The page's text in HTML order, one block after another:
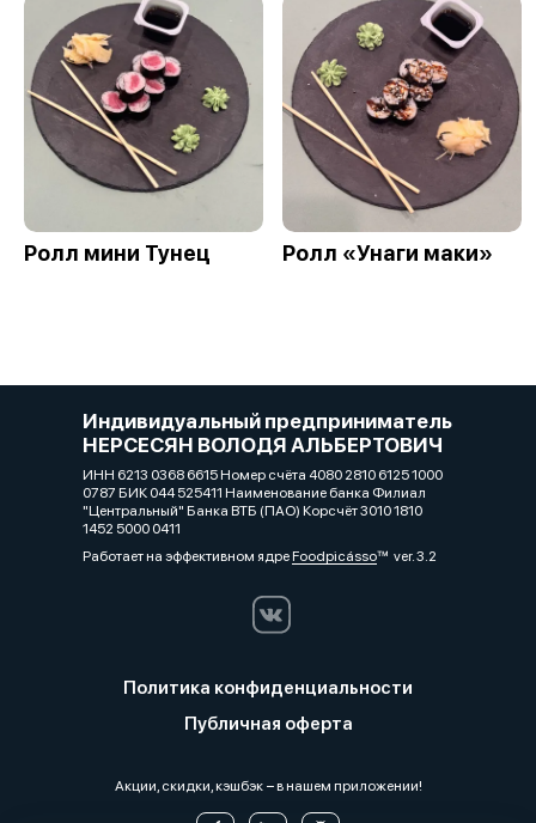
Ролл мини Тунец Ролл «Унаги маки»
Индивидуальный предприниматель
НЕРСЕСЯН ВОЛОДЯ АЛЬБЕРТОВИЧ
ИНН 6213 0368 6615 Номер счёта 4080 2810 6125 1000
0787 БИК 044 525411 Наименование банка Филиал
"Центральный" Банка ВТБ (ПАО) Корсчёт 3010 1810
1452 5000 0411
Работает на эффективном ядреFoodpicássover. 3.2
Политика конфиденциальности
Публичная оферта
Акции, скидки, кэшбэк − в нашем приложении!